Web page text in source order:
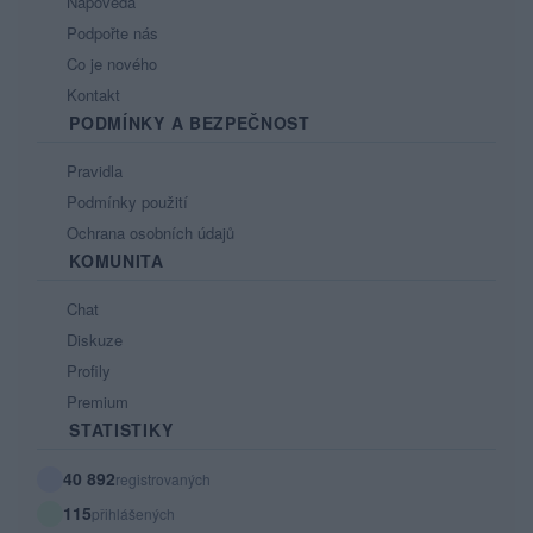
Podpořte nás
Co je nového
Kontakt
PODMÍNKY A BEZPEČNOST
Pravidla
Podmínky použití
Ochrana osobních údajů
KOMUNITA
Chat
Diskuze
Profily
Premium
STATISTIKY
40 892registrovaných
115přihlášených